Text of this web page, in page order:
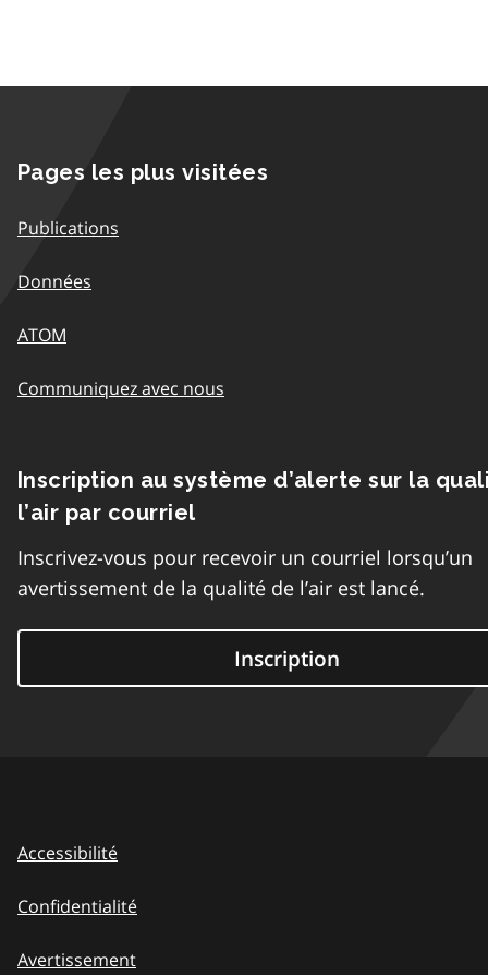
Pages les plus visitées
Publications
Données
ATOM
Communiquez avec nous
Inscription au système d’alerte sur la
l’air par courriel
Inscrivez-vous pour recevoir un courriel lorsqu’un
avertissement de la qualité de l’air est lancé.
Inscription
Accessibilité
Confidentialité
Avertissement